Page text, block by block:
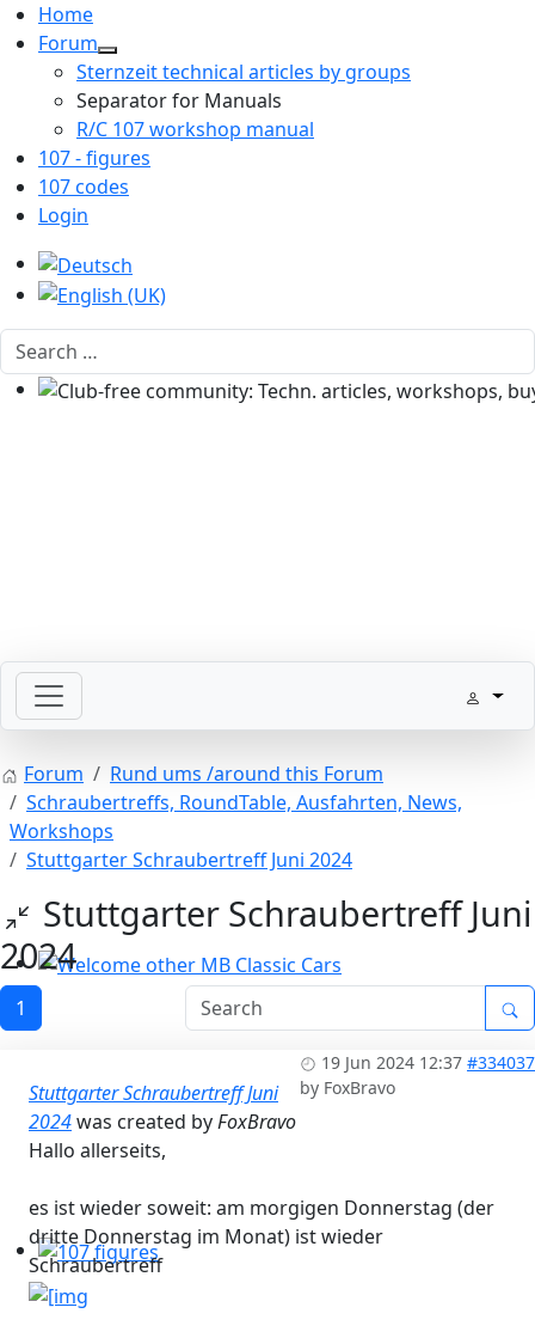
Home
Forum
Sternzeit technical articles by groups
Separator for Manuals
R/C 107 workshop manual
107 - figures
107 codes
Login
Select your language
Search
SLpedia Workshop Manual
Welcome other MB Classic Cars
107 figures
Forum
Rund ums /around this Forum
Schraubertreffs, RoundTable, Ausfahrten, News,
Workshops
Stuttgarter Schraubertreff Juni 2024
Stuttgarter Schraubertreff Juni
2024
1
19 Jun 2024 12:37 #334037
by FoxBravo
Stuttgarter Schraubertreff Juni
2024was created byFoxBravo
Hallo allerseits,
es ist wieder soweit: am morgigen Donnerstag (der
dritte Donnerstag im Monat) ist wieder
Schraubertreff